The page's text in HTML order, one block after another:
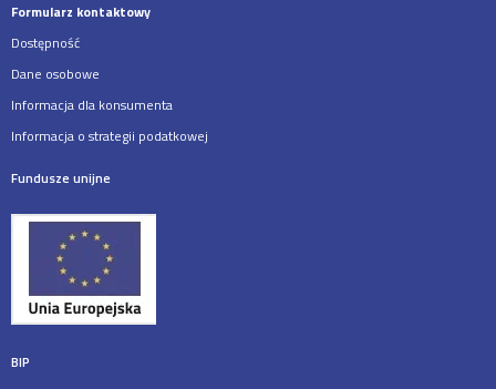
Formularz kontaktowy
Dostępność
Dane osobowe
Informacja dla konsumenta
Informacja o strategii podatkowej
Fundusze unijne
BIP